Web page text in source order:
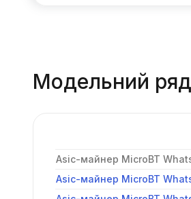
Модельний ряд
Asic-майнер MicroBT
Asic-майнер MicroBT